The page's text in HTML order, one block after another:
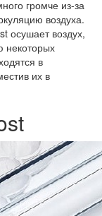
громче из-за
воздуха.
осушает воздух,
некоторых
в
их в